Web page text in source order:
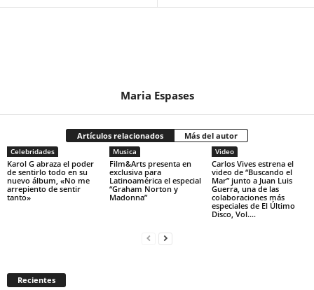
Maria Espases
Artículos relacionados Más del autor
Celebridades
Karol G abraza el poder
de sentirlo todo en su
nuevo álbum, «No me
arrepiento de sentir
tanto»
Musica
Film&Arts presenta en
exclusiva para
Latinoamérica el especial
“Graham Norton y
Madonna”
Video
Carlos Vives estrena el
video de “Buscando el
Mar” junto a Juan Luis
Guerra, una de las
colaboraciones más
especiales de El Último
Disco, Vol....
Recientes